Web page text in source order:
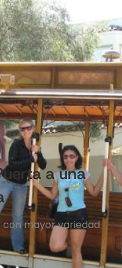
a una
con mayor variedad